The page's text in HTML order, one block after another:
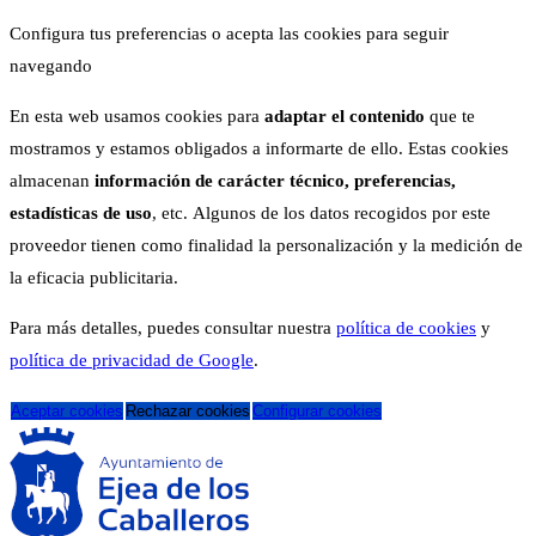
Configura tus preferencias o acepta las cookies para seguir
navegando
En esta web usamos cookies para adaptar el contenido que te
mostramos y estamos obligados a informarte de ello. Estas cookies
almacenan información de carácter técnico, preferencias,
estadísticas de uso, etc. Algunos de los datos recogidos por este
proveedor tienen como finalidad la personalización y la medición de
la eficacia publicitaria.
Para más detalles, puedes consultar nuestra política de cookies y
política de privacidad de Google.
Aceptar cookies Rechazar cookies Configurar cookies